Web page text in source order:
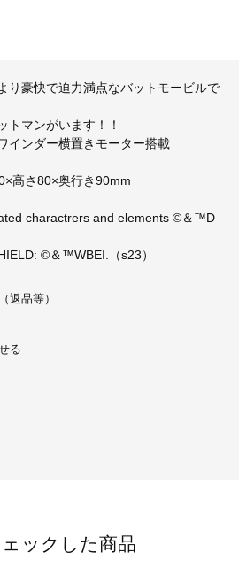
り豪快で迫力満点なバットモービルで
トマンがいます！！
インダー横置きモーター搭載
高さ80×奥行き90mm
charactrers and elements ©＆™D
©＆™WBEI.（s23）
返品等）
る
ックした商品